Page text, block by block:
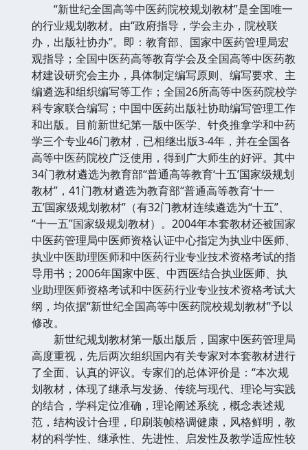
“新世纪全国高等中医药院校规划教材”是全国唯一
的行业规划教材。由“政府指导，学会主办，院校联
办，出版社协办”。即：教育部、国家中医药管理局宏
观指导；全国中医药高等教育学会及全国高等中医药教
材建设研究会主办，具体制定编写原则、编写要求、主
编遴选和组织编写等工作；全国26所高等中医药院校学
科专家联合编写；中国中医药出版社协助编写管理工作
和出版。目前新世纪第一版中医学、针灸推拿学和中药
学三个专业46门教材，已相继出版3-4年，并在全国各
高等中医药院校广泛使用，得到广大师生的好评。其中
34门教材遴选为教育部“普通高等教育‘十五’国家级规划
教材”，41门教材遴选为教育部“普通高等教育‘十一
五’国家级规划教材”（有32门教材连续遴选为“十五”、
“十一五”国家级规划教材）。2004年本套教材还被国家
中医药管理局中医师资格认证中心指定为执业中医师、
执业中医助理医师和中医药行业专业技术资格考试的指
导用书；2006年国家中医、中西医结合执业医师、执
业助理医师资格考试和中医药行业专业技术资格考试大
纲，均依据“新世纪全国高等中医药院校规划教材”予以
修改。
新世纪规划教材第一版出版后，国家中医药管理局
高度重视，先后两次组织国内有关专家对本套教材进行
了全面、认真的评议。专家们的总体评价是：“本次规
划教材，体现了继承与发扬、传统与现代、理论与实践
的结合，学科定位准确，理论阐述系统，概念表述规
范，结构设计合理，印刷装帧格调健康，风格鲜明，教
材的科学性、继承性、先进性、启发性及教学适应性较